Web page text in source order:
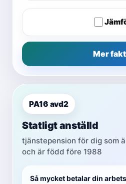
Mer
PA16 avd2
Statligt anställd
tjänstepension för dig som
och är född före 1988
Så mycket betalar din